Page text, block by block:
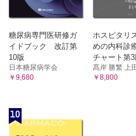
糖尿病専門医研修ガ
イドブック 改訂第
10版
日本糖尿病学会
￥9,680
ホスピタリ
めの内科診
チャート第3
髙岸 勝繁 上
￥8,800
10